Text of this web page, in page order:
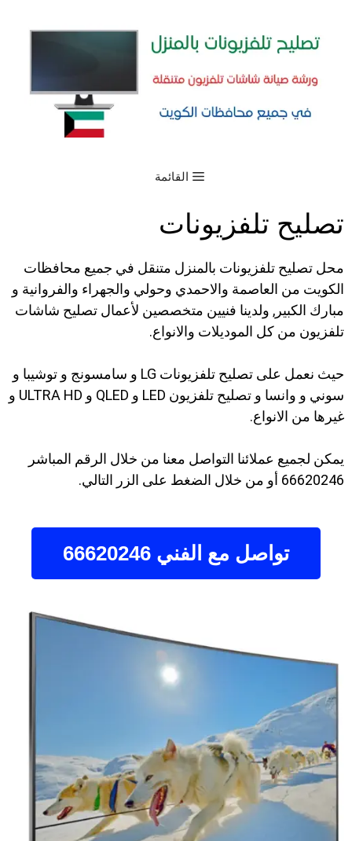
القائمة
تصليح تلفزيونات
محل تصليح تلفزيونات بالمنزل متنقل في جميع محافظات
الكويت من العاصمة والاحمدي وحولي والجهراء والفروانية و
مبارك الكبير, ولدينا فنيين متخصصين لأعمال تصليح شاشات
تلفزيون من كل الموديلات والانواع.
حيث نعمل على تصليح تلفزيونات LG و سامسونج و توشيبا و
سوني و وانسا و تصليح تلفزيون LED و QLED و ULTRA HD و
غيرها من الانواع.
يمكن لجميع عملائنا التواصل معنا من خلال الرقم المباشر
66620246 أو من خلال الضغط على الزر التالي.
تواصل مع الفني 66620246